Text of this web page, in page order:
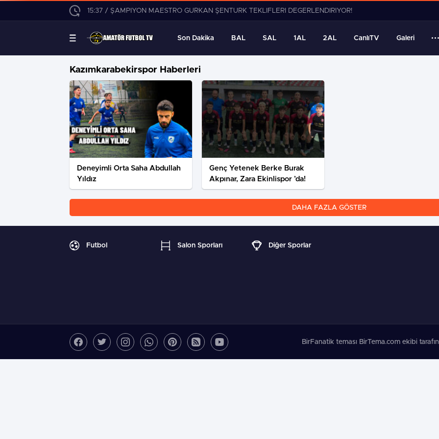
15:37 / ŞAMPİYON MAESTRO GÜRKAN ŞENTÜRK TEKLİFLERİ DEĞERLENDİRİYOR!
Son Dakika BAL SAL 1AL 2AL CanlıTV Galeri
Kazımkarabekirspor Haberleri
Deneyimli Orta Saha Abdullah
Yıldız
Genç Yetenek Berke Burak
Akpınar, Zara Ekinlispor ’da!
DAHA FAZLA GÖSTER
Futbol Salon Sporları Diğer Sporlar
BirFanatik teması BirTema.com ekibi